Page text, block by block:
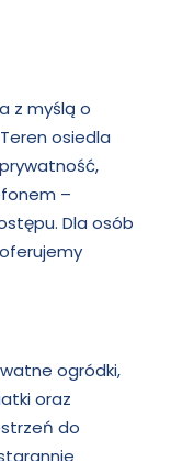
z myślą o
osiedla
–
Dla osób
ogródki,
oraz
do